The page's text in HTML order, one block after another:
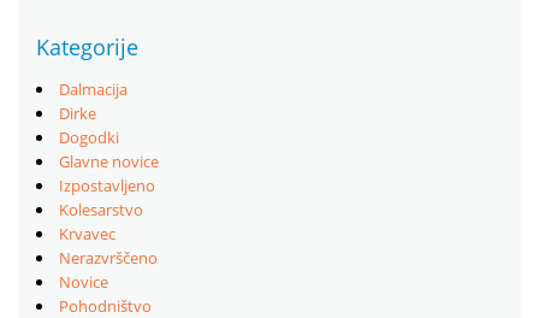
Kategorije
Dalmacija
Dirke
Dogodki
Glavne novice
Izpostavljeno
Kolesarstvo
Krvavec
Nerazvrščeno
Novice
Pohodništvo